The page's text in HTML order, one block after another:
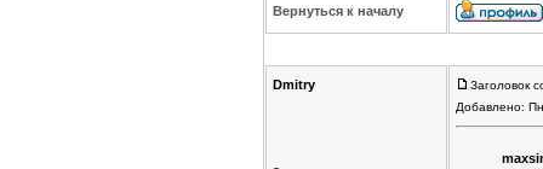
Вернуться к началу
Dmitry
Заголовок
Добавлено: